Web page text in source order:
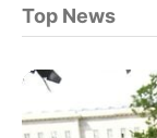
Top News